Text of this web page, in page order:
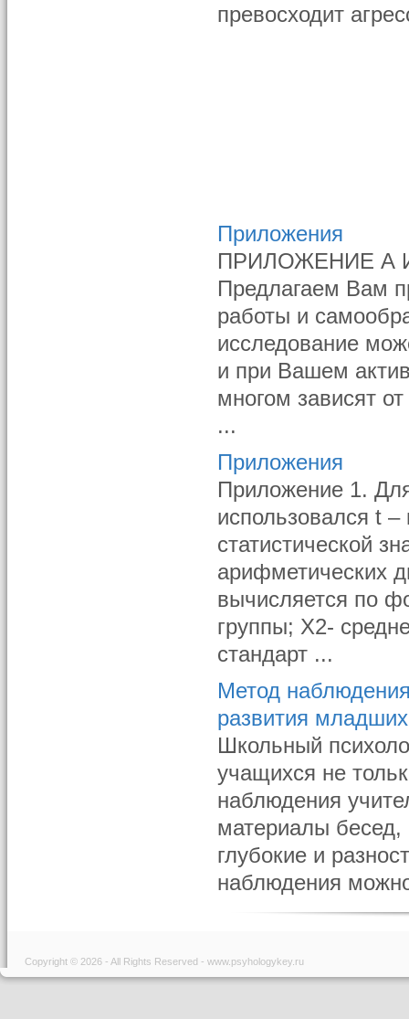
превосходит
Приложения
ПРИЛОЖЕНИЕ А
Предлагаем Вам
работы и
исследование
и при Вашем
многом зависят
...
Приложения
Приложение 1.
использовался t
статистической
арифметических
вычисляется по
группы; Х2-
стандарт ...
Метод
развития
Школьный
учащихся не
наблюдения
материалы
глубокие и
наблюдения
Copyright © 2026 - All Rights Reserved - www.psyhologykey.ru